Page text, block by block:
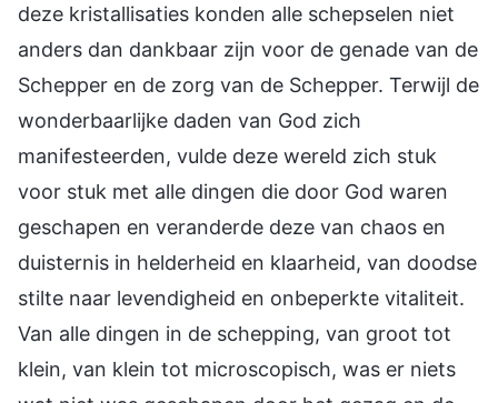
deze kristallisaties konden alle schepselen niet
anders dan dankbaar zijn voor de genade van de
Schepper en de zorg van de Schepper. Terwijl de
wonderbaarlijke daden van God zich
manifesteerden, vulde deze wereld zich stuk
voor stuk met alle dingen die door God waren
geschapen en veranderde deze van chaos en
duisternis in helderheid en klaarheid, van doodse
stilte naar levendigheid en onbeperkte vitaliteit.
Van alle dingen in de schepping, van groot tot
klein, van klein tot microscopisch, was er niets